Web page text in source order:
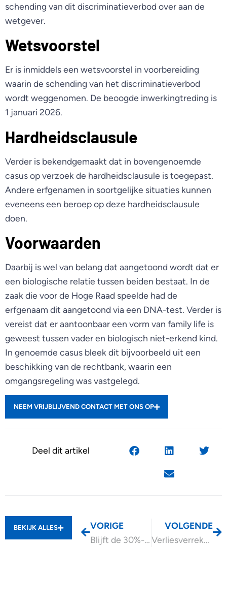
schending van dit discriminatieverbod over aan de
wetgever.
Wetsvoorstel
Er is inmiddels een wetsvoorstel in voorbereiding
waarin de schending van het discriminatieverbod
wordt weggenomen. De beoogde inwerkingtreding is
1 januari 2026.
Hardheidsclausule
Verder is bekendgemaakt dat in bovengenoemde
casus op verzoek de hardheidsclausule is toegepast.
Andere erfgenamen in soortgelijke situaties kunnen
eveneens een beroep op deze hardheidsclausule
doen.
Voorwaarden
Daarbij is wel van belang dat aangetoond wordt dat er
een biologische relatie tussen beiden bestaat. In de
zaak die voor de Hoge Raad speelde had de
erfgenaam dit aangetoond via een DNA-test. Verder is
vereist dat er aantoonbaar een vorm van family life is
geweest tussen vader en biologisch niet-erkend kind.
In genoemde casus bleek dit bijvoorbeeld uit een
beschikking van de rechtbank, waarin een
omgangsregeling was vastgelegd.
NEEM VRIJBLIJVEND CONTACT MET ONS OP
Deel dit artikel
BEKIJK ALLES
VORIGE
Blijft de 30%-regeling van toepassing bij nieuw dienstverband?
VOLGENDE
Verliesverrekening in crypto’s privé of voor de bv?